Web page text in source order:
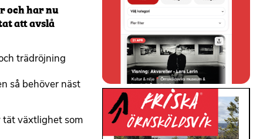
och har nu
att avslå
trädröjning
så behöver näst
tät växtlighet som